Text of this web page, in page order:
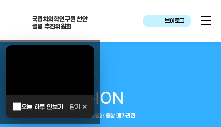
국립치의학연구원 천안
설립 추진위원회
브이로그
오늘 하루 안보기 닫기 ✕
대한민국은 두번이나 약속하였습니다.
MEGAREGION
중부권 전체를 잇는 연구–임상–평가–사업화 융합 메가리전